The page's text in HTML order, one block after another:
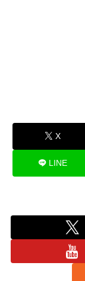
X
LINE